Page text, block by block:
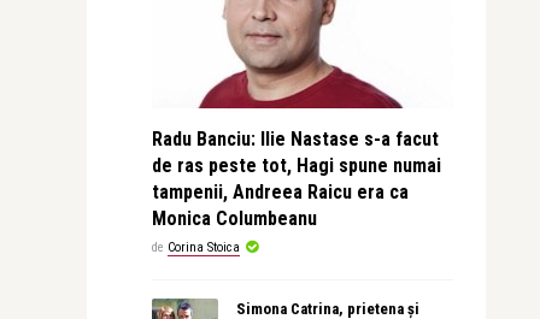
Radu Banciu: Ilie Nastase s-a facut
de ras peste tot, Hagi spune numai
tampenii, Andreea Raicu era ca
Monica Columbeanu
de Corina Stoica
Simona Catrina, prietena și